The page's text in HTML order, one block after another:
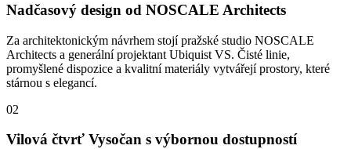
Nadčasový design od NOSCALE Architects
Za architektonickým návrhem stojí pražské studio NOSCALE
Architects a generální projektant Ubiquist VS. Čisté linie,
promyšlené dispozice a kvalitní materiály vytvářejí prostory, které
stárnou s elegancí.
02
Vilová čtvrť Vysočan s výbornou dostupností